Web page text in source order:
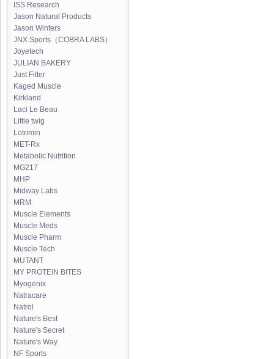
ISS Research
Jason Natural Products
Jason Winters
JNX Sports（COBRA LABS）
Joyetech
JULIAN BAKERY
Just Fitter
Kaged Muscle
Kirkland
Laci Le Beau
Little twig
Lotrimin
MET-Rx
Metabolic Nutrition
MG217
MHP
Midway Labs
MRM
Muscle Elements
Muscle Meds
Muscle Pharm
Muscle Tech
MUTANT
MY PROTEIN BITES
Myogenix
Natracare
Natrol
Nature's Best
Nature's Secret
Nature's Way
NF Sports